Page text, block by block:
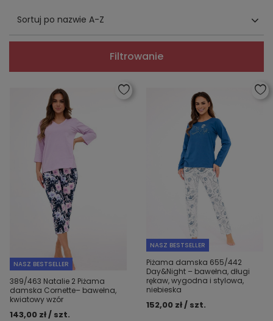
Sortuj po nazwie A-Z
Filtrowanie
NASZ BESTSELLER
389/463 Natalie 2 Piżama
damska Cornette– bawełna,
kwiatowy wzór
143,00 zł / szt.
NASZ BESTSELLER
Piżama damska 655/442
Day&Night – bawełna, długi
rękaw, wygodna i stylowa,
niebieska
152,00 zł / szt.